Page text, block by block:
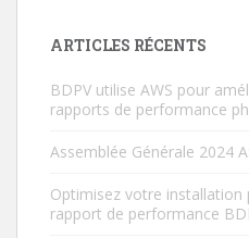
ARTICLES RÉCENTS
BDPV utilise AWS pour
rapports de performance
Assemblée Générale 2024
Optimisez votre
rapport de performance